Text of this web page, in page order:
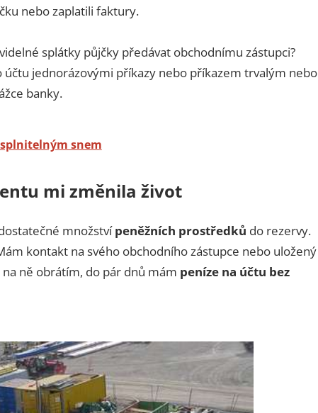
nebo zaplatili faktury.
splátky půjčky předávat obchodnímu zástupci?
jednorázovými příkazy nebo příkazem trvalým nebo
banky.
snem
mi změnila život
množstvípeněžních prostředků do rezervy.
kontakt na svého obchodního zástupce nebo uložený
ně obrátím, do pár dnů mám peníze na účtu bez